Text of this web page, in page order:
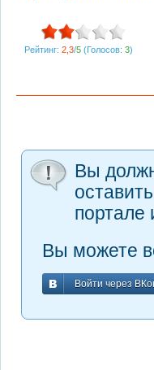
Рейтинг: 2,3/5 (Голосов: 3)
Вы
портале
Вы можете
Войти через
Войти через